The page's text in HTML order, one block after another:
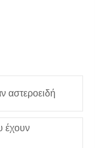
αστεροειδή
έχουν